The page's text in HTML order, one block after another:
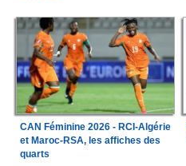
CAN Féminine 2026 - RCI-Algérie
et Maroc-RSA, les affiches des
quarts